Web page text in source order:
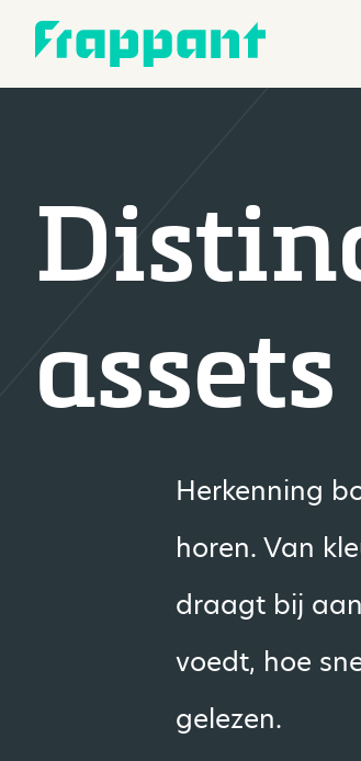
assets
Herkenning
horen. Van
draagt bij
voedt, hoe
gelezen.